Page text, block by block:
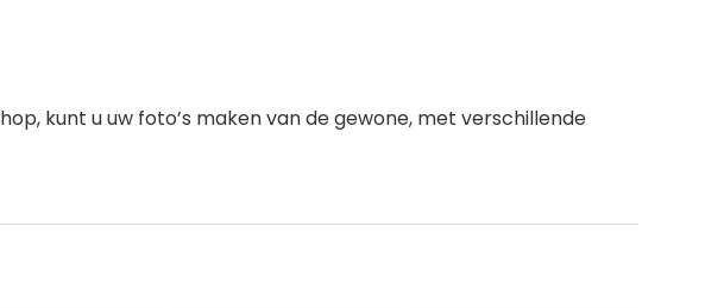
kunt u uw foto’s maken van de gewone, met verschillende